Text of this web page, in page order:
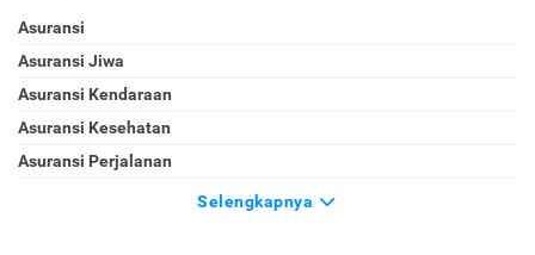
Asuransi
Asuransi Jiwa
Asuransi Kendaraan
Asuransi Kesehatan
Asuransi Perjalanan
Selengkapnya